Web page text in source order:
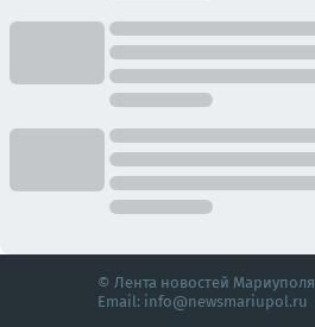
© Лента новостей Мариуполя
Email: info@newsmariupol.ru